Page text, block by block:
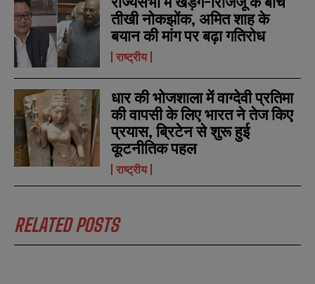
तीखी नोकझोंक, अमित शाह के
बयान की मांग पर बढ़ा गतिरोध
राष्ट्रीय
धार की भोजशाला में वाग्देवी प्रतिमा
की वापसी के लिए भारत ने तेज किए
प्रयास, ब्रिटेन से शुरू हुई
कूटनीतिक पहल
राष्ट्रीय
RELATED POSTS